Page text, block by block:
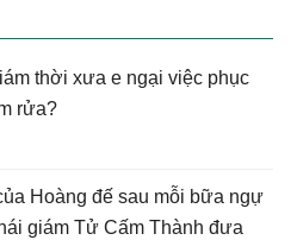
thời xưa e ngại việc phục
rửa?
Hoàng đế sau mỗi bữa ngự
giám Tử Cấm Thành đưa